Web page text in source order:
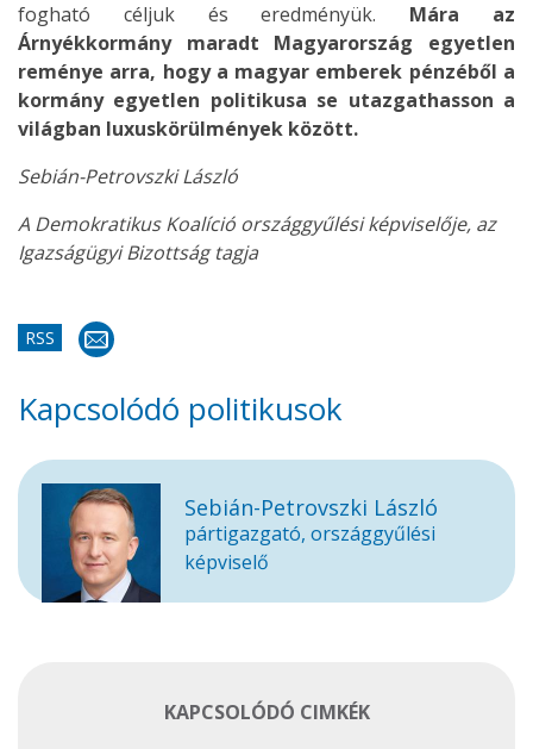
fogható céljuk és eredményük. Mára
az
Árnyékkormány maradt Magyarország egyetlen
reménye arra, hogy a magyar emberek pénzéből a
kormány egyetlen politikusa se utazgathasson a
világban luxuskörülmények között.
Sebián-Petrovszki László
A Demokratikus Koalíció országgyűlési képviselője, az
Igazságügyi Bizottság tagja
RSS
Kapcsolódó politikusok
Sebián-Petrovszki László
pártigazgató, országgyűlési
képviselő
KAPCSOLÓDÓ CIMKÉK